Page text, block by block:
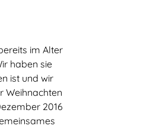
im Alter
haben sie
ist und wir
Weihnachten
2016